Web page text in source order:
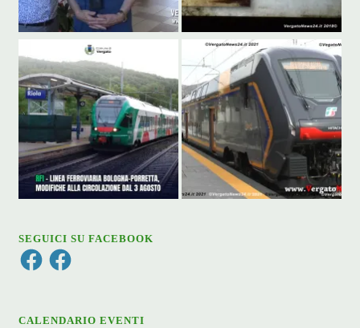
SEGUICI SU FACEBOOK
FacebookFacebook
CALENDARIO EVENTI